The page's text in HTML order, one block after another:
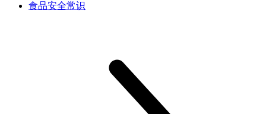
食品安全常识